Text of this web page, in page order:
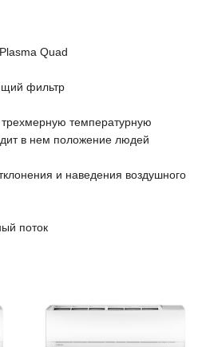
Quad
фильтр
трехмерную температурную
в нем положение людей
и наведения воздушного
поток